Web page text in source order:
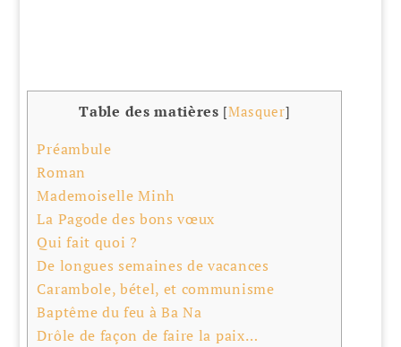
Table des matières [Masquer]
Préambule
Roman
Mademoiselle Minh
La Pagode des bons vœux
Qui fait quoi ?
De longues semaines de vacances
Carambole, bétel, et communisme
Baptême du feu à Ba Na
Drôle de façon de faire la paix…